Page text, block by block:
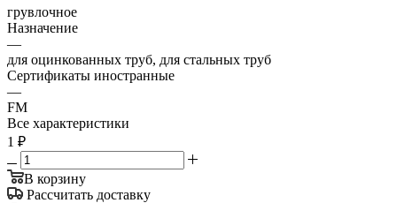
грувлочное
Назначение
—
для оцинкованных труб, для стальных труб
Сертификаты иностранные
—
FM
Все характеристики
1 ₽
В корзину
Рассчитать доставку